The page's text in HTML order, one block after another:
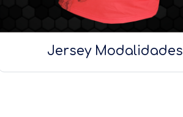
Jersey Modalidades